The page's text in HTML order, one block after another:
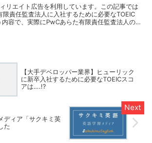
リエイト広告を利用しています。この記事では
限責任監査法人に入社するために必要なTOEIC
内容で、実際にPwCあらた有限責任監査法人の
【大手デベロッパー業界】ヒューリック
に新卒入社するために必要なTOEICスコ
アは….!?
ディア「サクキミ英
た